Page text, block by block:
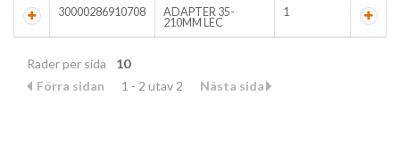
30000286910708
ADAPTER 35-
210MM LEC
1
Rader per sida
10
Förra sidan
1 - 2 utav 2 Nästa sida